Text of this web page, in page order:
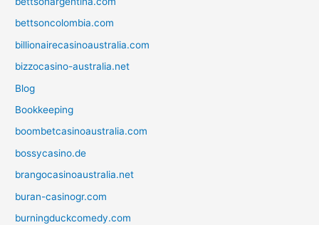
bettsoncolombia.com
billionairecasinoaustralia.com
bizzocasino-australia.net
Blog
Bookkeeping
boombetcasinoaustralia.com
bossycasino.de
brangocasinoaustralia.net
buran-casinogr.com
burningduckcomedy.com